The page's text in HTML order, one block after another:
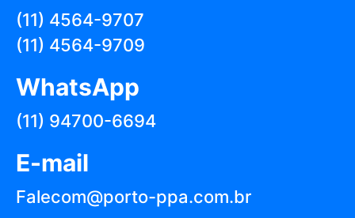
(11) 4564-9707
(11) 4564-9709
WhatsApp
(11) 94700-6694
E-mail
Falecom@porto-ppa.com.br